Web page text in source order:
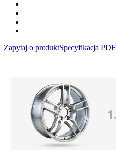
Zapytaj o produktSpecyfikacja PDF